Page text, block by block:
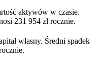
aktywów w czasie.
231 954 zł rocznie.
własny. Średni spadek